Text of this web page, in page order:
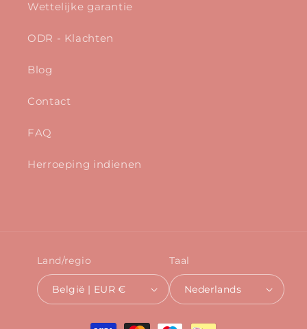
Wettelijke garantie
ODR - Klachten
Blog
Contact
FAQ
Herroeping indienen
Land/regio
België | EUR €
Taal
Nederlands
Betaalmethoden